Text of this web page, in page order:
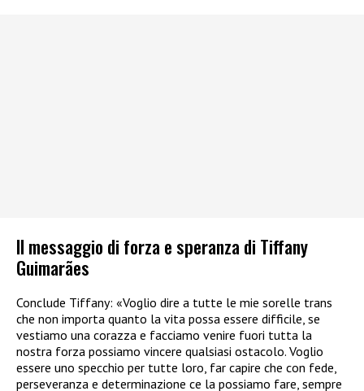
Il messaggio di forza e speranza di Tiffany
Guimarães
Conclude Tiffany: «Voglio dire a tutte le mie sorelle trans
che non importa quanto la vita possa essere difficile, se
vestiamo una corazza e facciamo venire fuori tutta la
nostra forza possiamo vincere qualsiasi ostacolo. Voglio
essere uno specchio per tutte loro, far capire che con fede,
perseveranza e determinazione ce la possiamo fare, sempre